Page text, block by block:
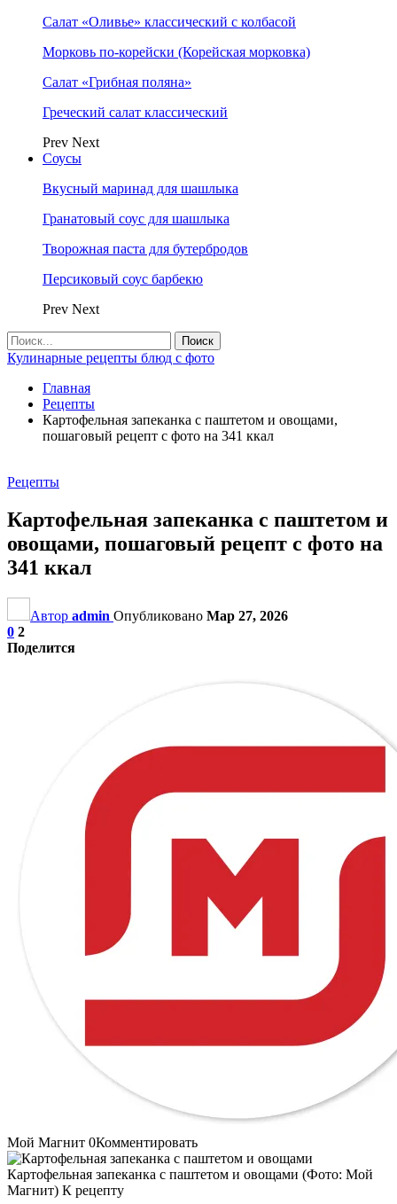
Салат «Оливье» классический с колбасой
Морковь по-корейски (Корейская морковка)
Салат «Грибная поляна»
Греческий салат классический
Prev Next
Соусы
Вкусный маринад для шашлыка
Гранатовый соус для шашлыка
Творожная паста для бутербродов
Персиковый соус барбекю
Prev Next
Кулинарные рецепты блюд с фото
Главная
Рецепты
Картофельная запеканка с паштетом и овощами,
пошаговый рецепт с фото на 341 ккал
Рецепты
Картофельная запеканка с паштетом и
овощами, пошаговый рецепт с фото на
341 ккал
Автор admin Опубликовано Мар 27, 2026
0 2
Поделится
Мой Магнит 0Комментировать
Картофельная запеканка с паштетом и овощами (Фото: Мой
Магнит) К рецепту